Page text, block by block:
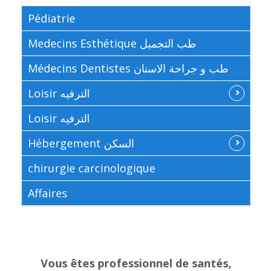
Pédiatrie
Medecins Esthétique طب التجميل
Médecins Dentistes طب و جراحة الاسنان
Loisir الترفيه
Loisir الترفيه
Hébergement السكن
chirurgie carcinologique
Affaires
Vous êtes professionnel de santés,